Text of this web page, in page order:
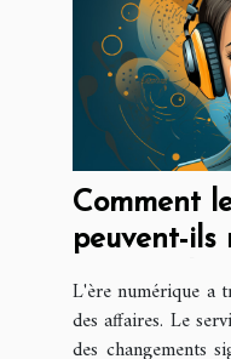
Comment
peuvent-ils
service
L'ère numérique a
des affaires. Le
des changements